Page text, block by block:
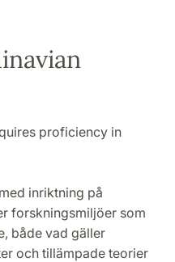
proficiency in
inriktning på
forskningsmiljöer som
både vad gäller
och tillämpade teorier